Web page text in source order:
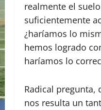
realmente el
suficientemente
¿haríamos lo
hemos logrado
haríamos lo
Radical pregunta,
nos resulta un